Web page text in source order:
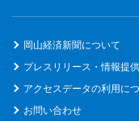
岡山経済新聞について
プレスリリース・情報提
アクセスデータの利用に
お問い合わせ